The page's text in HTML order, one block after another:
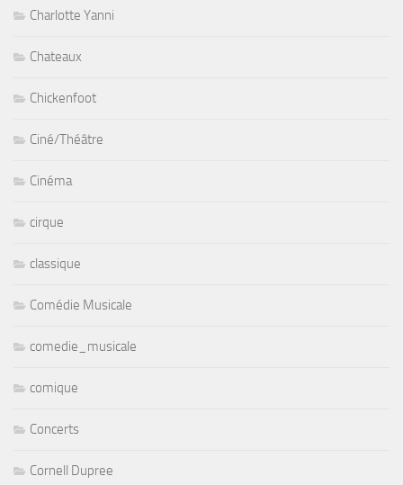
Charlotte Yanni
Chateaux
Chickenfoot
Ciné/Théâtre
Cinéma
cirque
classique
Comédie Musicale
comedie_musicale
comique
Concerts
Cornell Dupree